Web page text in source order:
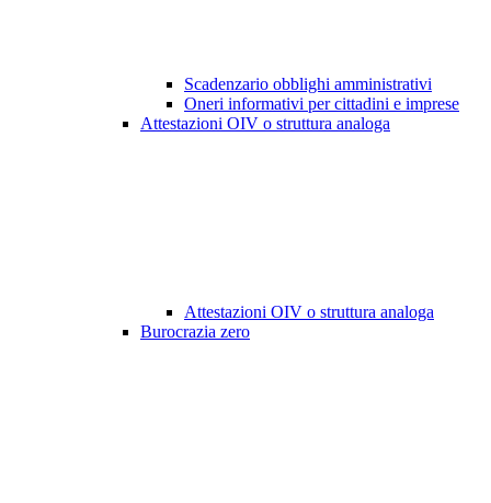
Scadenzario obblighi amministrativi
Oneri informativi per cittadini e imprese
Attestazioni OIV o struttura analoga
Attestazioni OIV o struttura analoga
Burocrazia zero